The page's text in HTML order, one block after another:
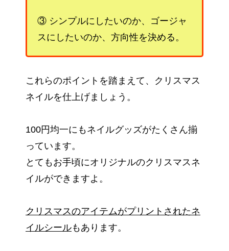
③ シンプルにしたいのか、ゴージャ
スにしたいのか、方向性を決める。
これらのポイントを踏まえて、クリスマス
ネイルを仕上げましょう。
100円均一にもネイルグッズがたくさん揃
っています。
とてもお手頃にオリジナルのクリスマスネ
イルができますよ。
クリスマスのアイテムがプリントされたネ
イルシールもあります。